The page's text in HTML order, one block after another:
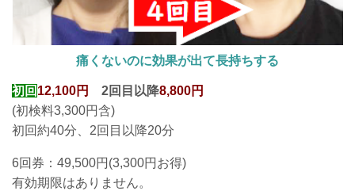
痛くないのに効果が出て長持ちする
初回 12,100円 2回目以降8,800円
(初検料3,300円含)
初回約40分、2回目以降20分
6回券：49,500円(3,300円お得)
有効期限はありません。